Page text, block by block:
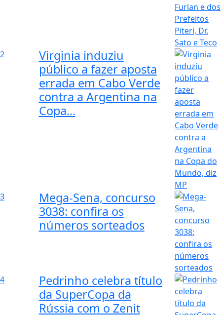
2
Virginia induziu
público a fazer aposta
errada em Cabo Verde
contra a Argentina na
Copa...
3
Mega-Sena, concurso
3038: confira os
números sorteados
4
Pedrinho celebra título
da SuperCopa da
Rússia com o Zenit